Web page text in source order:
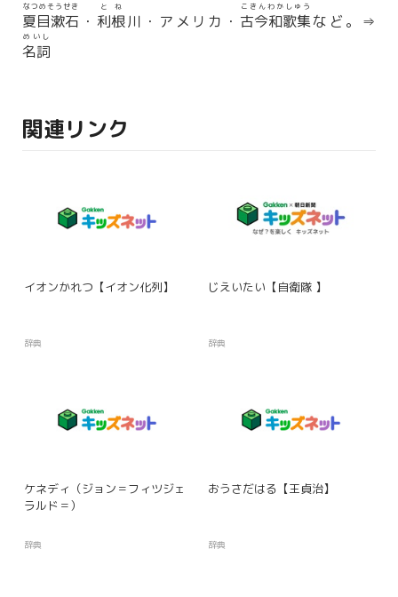
夏目漱石
なつめそうせき
・ 利根
とね
川・アメリカ・ 古今和歌集
こきんわかしゅう
など。⇒
名詞
めいし
関連リンク
イオンかれつ【イオン化列】
辞典
じえいたい【自衛隊 】
辞典
ケネディ（ジョン＝フィツジェ
ラルド＝）
辞典
おうさだはる【王貞治】
辞典